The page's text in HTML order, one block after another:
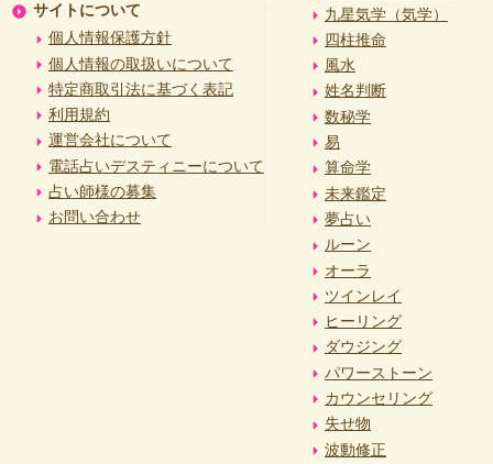
サイトについて
個人情報保護方針
個人情報の取扱いについて
特定商取引法に基づく表記
利用規約
運営会社について
電話占いデスティニーについて
占い師様の募集
お問い合わせ
九星気学（気学）
四柱推命
風水
姓名判断
数秘学
易
算命学
未来鑑定
夢占い
ルーン
オーラ
ツインレイ
ヒーリング
ダウジング
パワーストーン
カウンセリング
失せ物
波動修正